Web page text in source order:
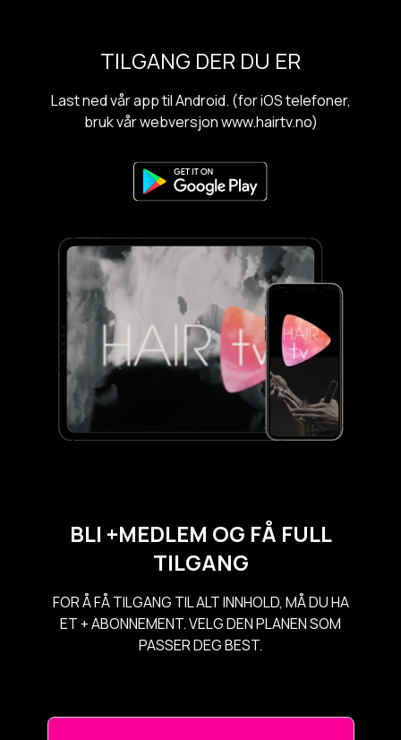
TILGANG DER DU ER
Last ned vår app til Android. (for iOS telefoner,
bruk vår webversjon www.hairtv.no)
BLI +MEDLEM OG FÅ FULL
TILGANG
FOR Å FÅ TILGANG TIL ALT INNHOLD, MÅ DU HA
ET + ABONNEMENT. VELG DEN PLANEN SOM
PASSER DEG BEST.